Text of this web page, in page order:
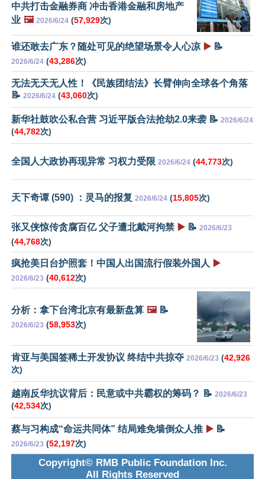
中共打击金融券商 冲击香港金融和房地产
业 🖼️ 2026/6/24 (57,929次)
谁还敢去广东？随处可见的绝望场景令人心凉 ▶️ 📝
2026/6/24 (43,286次)
无法无天无人性！《民族团结法》长臂伸向全球各个角落
📝 2026/6/24 (43,060次)
新华社鼓吹公私合营 习近平版合法抢劫2.0来袭 📝 2026/6/24
(44,782次)
全国人大政协再现异常 习权力受限 2026/6/24 (44,773次)
天下奇谭 (590) ：灵马的报复 2026/6/24 (15,805次)
张又侠惊传贪腐百亿 父子遭北戴河拘禁 ▶️ 📝 2026/6/23
(44,768次)
疯抢美日台护照套！中国人出国流行假装外国人 ▶️
2026/6/23 (40,612次)
分析：拿下台湾北京有最新盘算 🖼️📝
2026/6/23 (58,953次)
肯亚与美国签稀土开发协议 终结中共掠夺 2026/6/23 (42,926
次)
越南反华抗议背后：民意或中共霸权的筹码？ 📝 2026/6/23
(42,534次)
蔡与习构成“命运共同体” 结局难免墙倒众人推 ▶️ 📝
2026/6/23 (52,197次)
Copyright© RMB Public Foundation Inc.
All Rights Reserved